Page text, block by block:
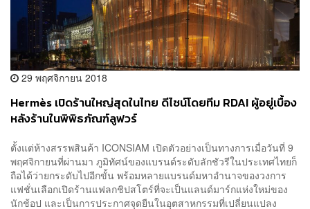
29 พฤศจิกายน 2018
Hermès เปิดร้านใหญ่สุดในไทย ดีไซน์โดยทีม RDAI ผู้อยู่เบื้อง
หลังร้านในพิพิธภัณฑ์ลูฟวร์
ตั้งแต่ห้างสรรพสินค้า ICONSIAM เปิดตัวอย่างเป็นทางการเมื่อวันที่ 9
พฤศจิกายนที่ผ่านมา ภูมิทัศน์ของแบรนด์ระดับลักชัวรีในประเทศไทยก็
ถือได้ว่ายกระดับไปอีกขั้น พร้อมหลายแบรนด์มหาอำนาจของวงการ
แฟชั่นเลือกเปิดร้านแฟลกชิปสโตร์ที่จะเป็นแลนด์มาร์กแห่งใหม่ของ
นักช้อป และเป็นการประกาศจุดยืนในอุตสาหกรรมที่เปลี่ยนแปลง